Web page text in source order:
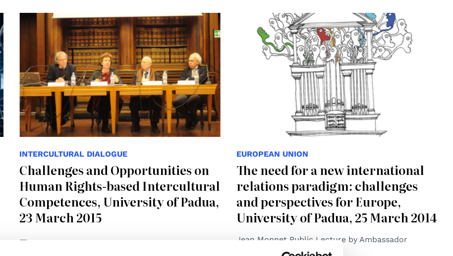
© Centro Diritti Umani - UNIPD
INTERCULTURAL DIALOGUE
Challenges and Opportunities on
Human Rights-based Intercultural
Competences, University of Padua,
23 March 2015
© Human Rights Centre
EUROPEAN UNION
The need for a new international
relations paradigm: challenges
and perspectives for Europe,
University of Padua, 25 March 2014
Jean Monnet Public Lecture by Ambassador